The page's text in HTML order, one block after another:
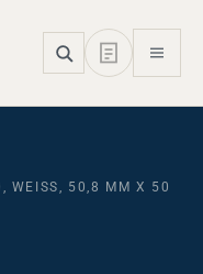
50,8 MM X 50 M